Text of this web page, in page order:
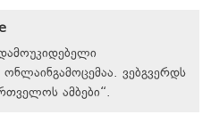
ვებგვერდს
ამბები“.